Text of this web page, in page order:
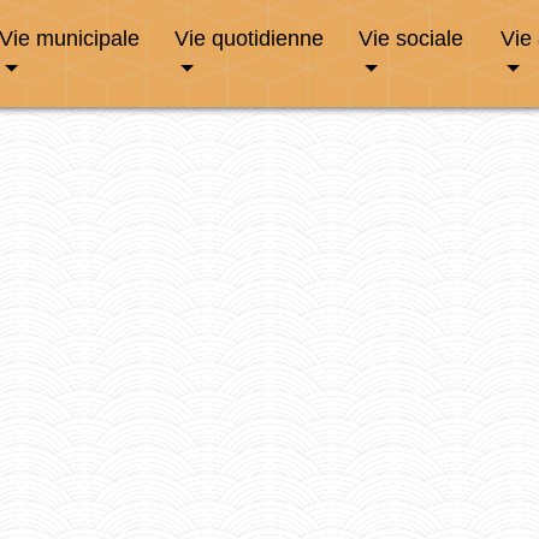
Vie municipale Vie quotidienne Vie sociale Vie